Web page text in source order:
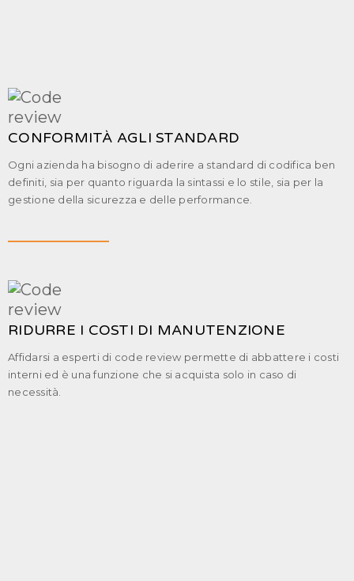
CONFORMITÀ AGLI STANDARD
Ogni azienda ha bisogno di aderire a standard di codifica ben
definiti, sia per quanto riguarda la sintassi e lo stile, sia per la
gestione della sicurezza e delle performance.
RIDURRE I COSTI DI MANUTENZIONE
Affidarsi a esperti di code review permette di abbattere i costi
interni ed è una funzione che si acquista solo in caso di
necessità.